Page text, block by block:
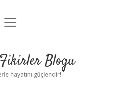
Uyarı
menüyü
Fikirler Blogu
hayatını güçlendir!